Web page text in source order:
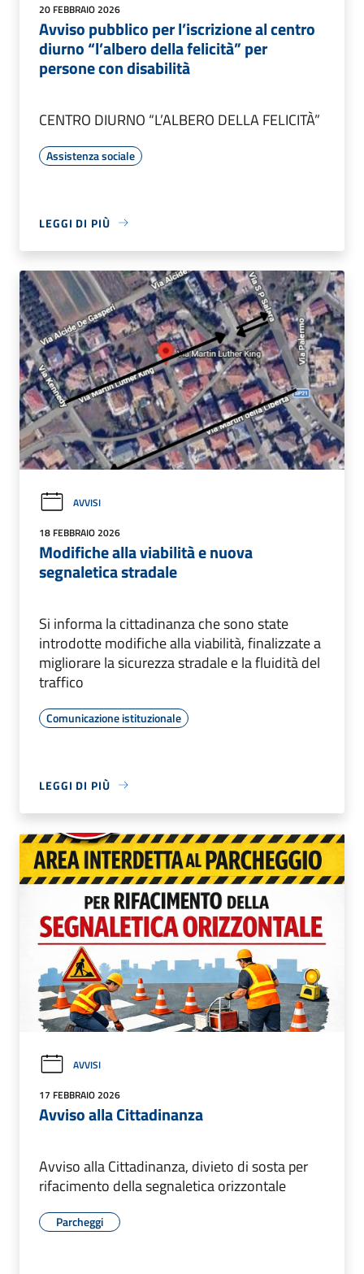
20 FEBBRAIO 2026
Avviso pubblico per l’iscrizione al centro
diurno “l’albero della felicità” per
persone con disabilità
CENTRO DIURNO “L’ALBERO DELLA FELICITÀ”
Assistenza sociale
LEGGI DI PIÙ
AVVISI
18 FEBBRAIO 2026
Modifiche alla viabilità e nuova
segnaletica stradale
Si informa la cittadinanza che sono state
introdotte modifiche alla viabilità, finalizzate a
migliorare la sicurezza stradale e la fluidità del
traffico
Comunicazione istituzionale
LEGGI DI PIÙ
AVVISI
17 FEBBRAIO 2026
Avviso alla Cittadinanza
Avviso alla Cittadinanza, divieto di sosta per
rifacimento della segnaletica orizzontale
Parcheggi